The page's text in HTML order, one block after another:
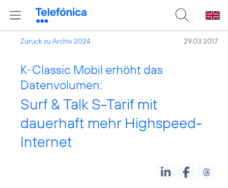
Zurück zu Archiv 2024 29.03.2017
K-Classic Mobil erhöht das
Datenvolumen:
Surf & Talk S-Tarif mit
dauerhaft mehr Highspeed-
Internet